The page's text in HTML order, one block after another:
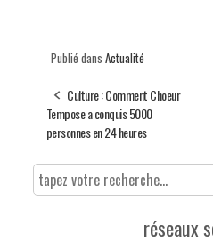
Publié dans Actualité
Culture : Comment Choeur
Tempose a conquis 5000
personnes en 24 heures
réseaux